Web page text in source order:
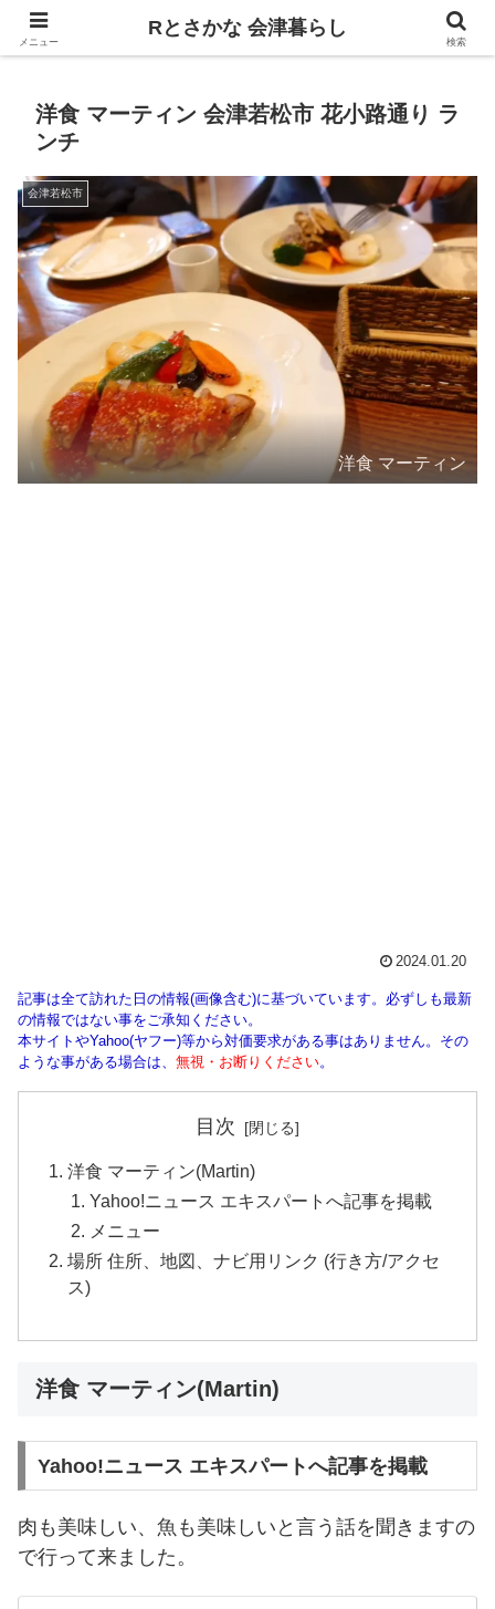
飲食、観光、イベント。食べて遊ぶ
洋食 マーティン 会津若松市 花小路通り ラ
ンチ
会津若松市
洋食 マーティン
2024.01.20
記事は全て訪れた日の情報(画像含む)に基づいています。必ずしも最新
の情報ではない事をご承知ください。
本サイトやYahoo(ヤフー)等から対価要求がある事はありません。その
ような事がある場合は、 無視・お断りください。
目次
洋食 マーティン(Martin)
Yahoo!ニュース エキスパートへ記事を掲載
メニュー
場所 住所、地図、ナビ用リンク (行き方/アクセ
ス)
洋食 マーティン(Martin)
Yahoo!ニュース エキスパートへ記事を掲載
肉も美味しい、魚も美味しいと言う話を聞きますの
で行って来ました。
メニュー
Rとさかな 会津暮らし
検索